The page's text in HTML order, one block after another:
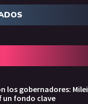
los gobernadores: Milei
un fondo clave